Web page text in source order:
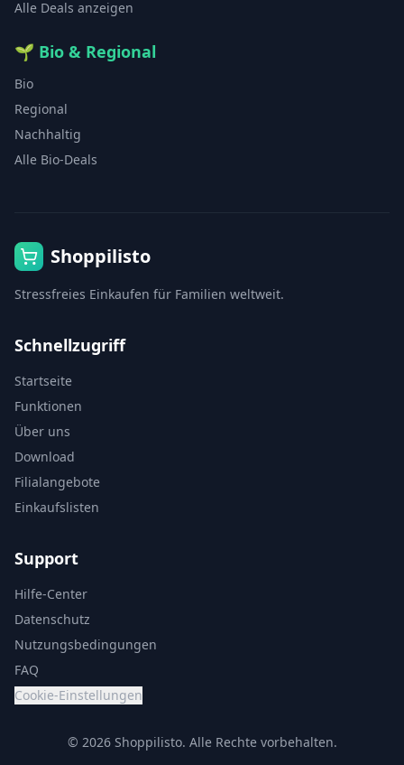
Alle Deals anzeigen
🌱 Bio & Regional
Bio
Regional
Nachhaltig
Alle Bio-Deals
Shoppilisto
Stressfreies Einkaufen für Familien weltweit.
Schnellzugriff
Startseite
Funktionen
Über uns
Download
Filialangebote
Einkaufslisten
Support
Hilfe-Center
Datenschutz
Nutzungsbedingungen
FAQ
Cookie-Einstellungen
© 2026 Shoppilisto. Alle Rechte vorbehalten.